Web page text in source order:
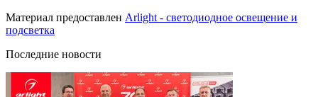
Материал предоставлен Arlight - светодиодное освещение и
подсветка
Последние новости